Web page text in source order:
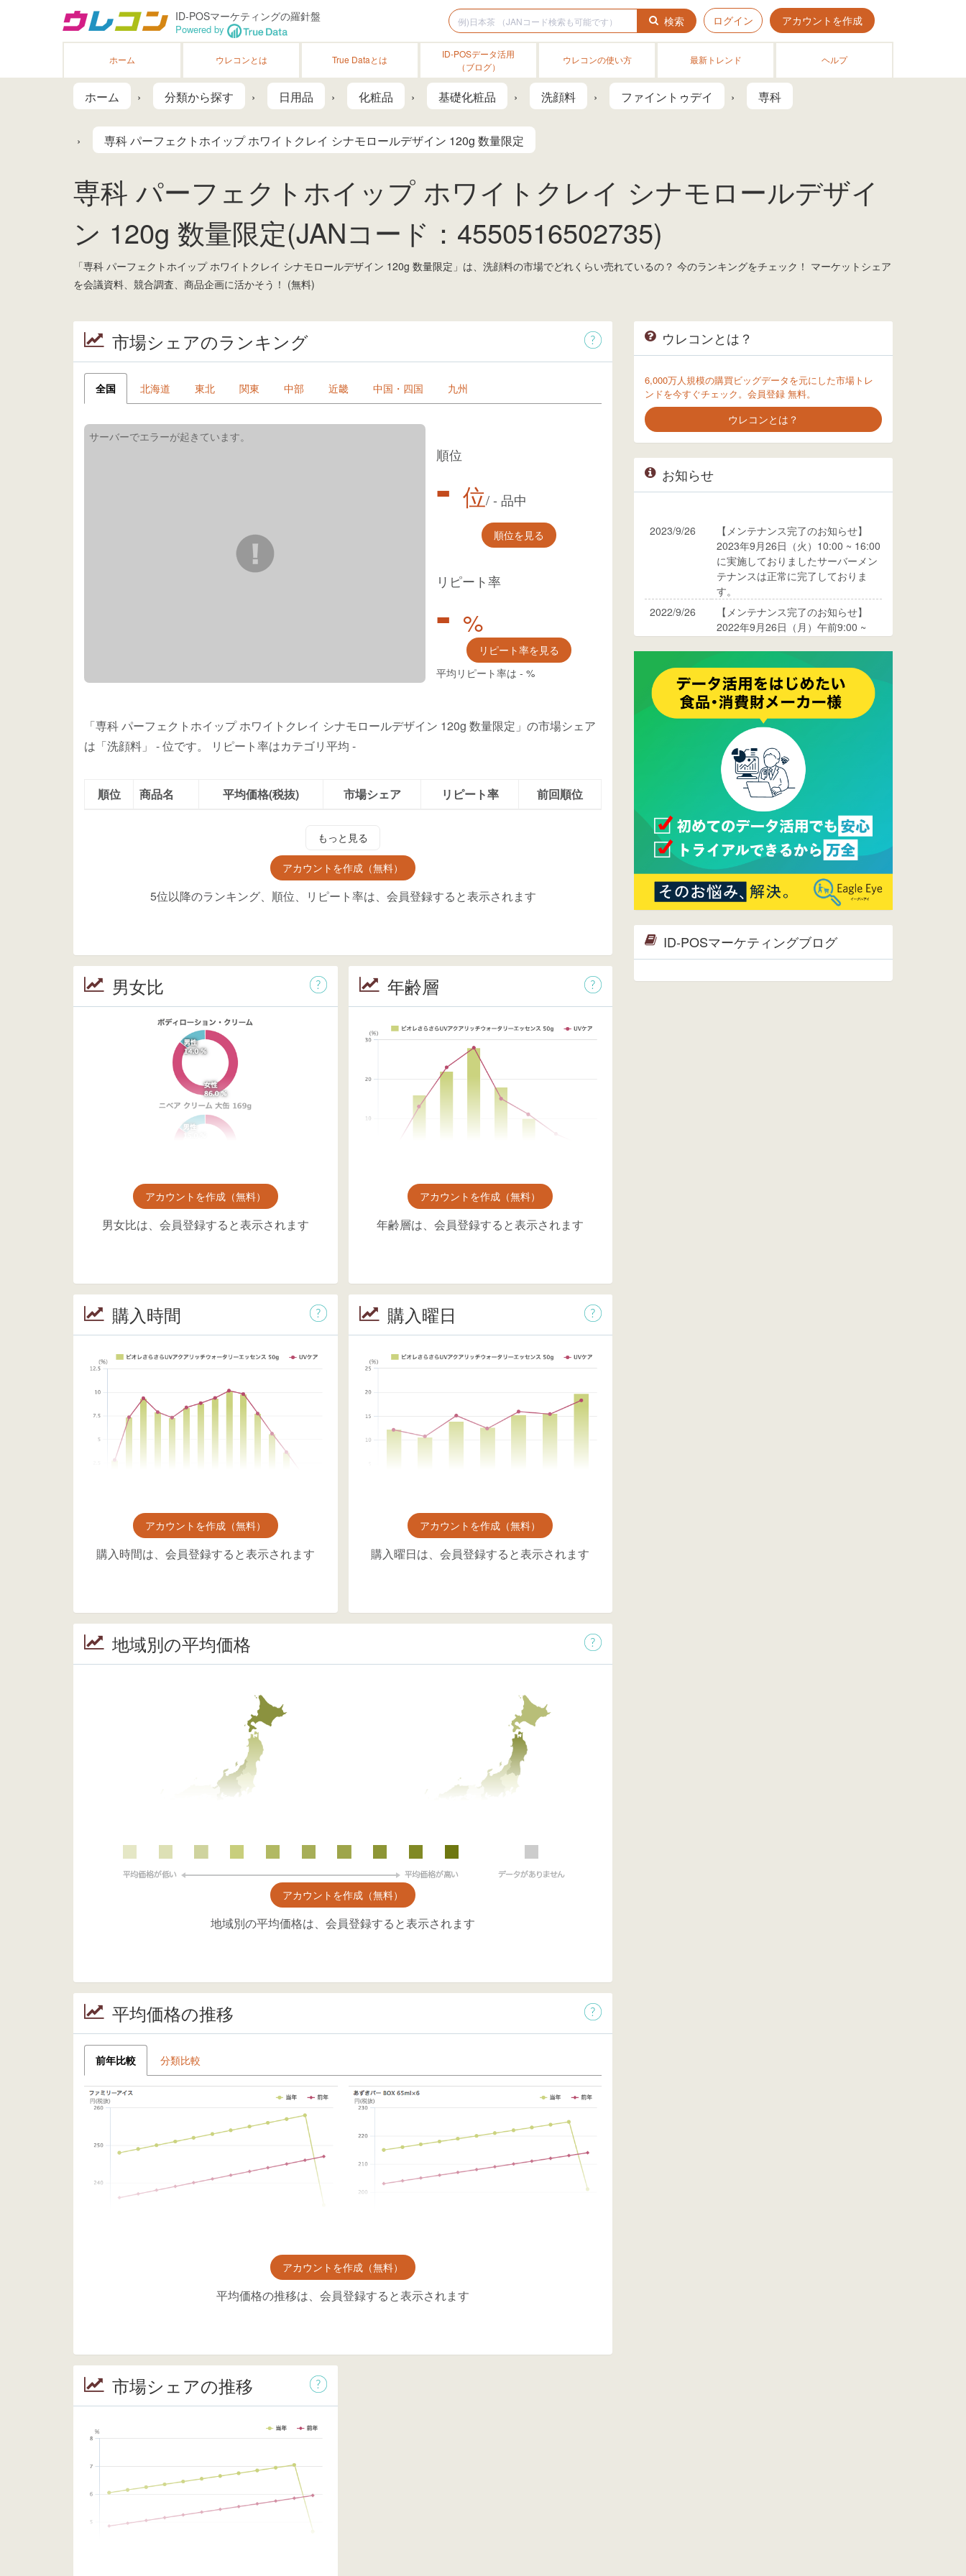
ID-POSマーケティングの羅針盤
Powered by
検索 ログイン アカウントを作成
ホーム ウレコンとは True Dataとは
ID-POSデータ活用
（ブログ）
ウレコンの使い方 最新トレンド ヘルプ
ホーム 分類から探す 日用品 化粧品 基礎化粧品 洗顔料 ファイントゥデイ 専科
専科 パーフェクトホイップ ホワイトクレイ シナモロールデザイン 120g 数量限定
専科 パーフェクトホイップ ホワイトクレイ シナモロールデザイ
ン 120g 数量限定(JANコード：4550516502735)
「専科 パーフェクトホイップ ホワイトクレイ シナモロールデザイン 120g 数量限定」は、洗顔料の市場でどれくらい売れているの？ 今のランキングをチェック！ マーケットシェア
を会議資料、競合調査、商品企画に活かそう！ (無料)
市場シェアのランキング
全国 北海道 東北 関東 中部 近畿 中国・四国 九州
順位
- 位/- 品中
順位を見る
リピート率
- %
リピート率を見る
平均リピート率は - %
「専科 パーフェクトホイップ ホワイトクレイ シナモロールデザイン 120g 数量限定」の市場シェア
は「洗顔料」 -位です。 リピート率はカテゴリ平均 -
順位 商品名 平均価格(税抜) 市場シェア リピート率 前回順位
もっと見る
アカウントを作成（無料）
5位以降のランキング、順位、リピート率は、会員登録すると表示されます
男女比
アカウントを作成（無料）
男女比は、会員登録すると表示されます
年齢層
アカウントを作成（無料）
年齢層は、会員登録すると表示されます
購入時間
アカウントを作成（無料）
購入時間は、会員登録すると表示されます
購入曜日
アカウントを作成（無料）
購入曜日は、会員登録すると表示されます
地域別の平均価格
アカウントを作成（無料）
地域別の平均価格は、会員登録すると表示されます
平均価格の推移
前年比較 分類比較
アカウントを作成（無料）
平均価格の推移は、会員登録すると表示されます
市場シェアの推移
ウレコンとは？
6,000万人規模の購買ビッグデータを元にした市場トレ
ンドを今すぐチェック。会員登録 無料。
ウレコンとは？
お知らせ
2023/9/26
【メンテナンス完了のお知らせ】
2023年9月26日（火）10:00 ~ 16:00
に実施しておりましたサーバーメン
テナンスは正常に完了しておりま
す。
2022/9/26
【メンテナンス完了のお知らせ】
2022年9月26日（月）午前9:00 ~
ります。
2017/05/17
ウレコンでブログ掲載が始まりまし
た。ぜひご覧ください。
ウレコンのサイト機能を大幅バージ
ョンアップ。詳細はこちら。⇒
ページへ
ウレコンが機能拡充し、サイトリニ
ューアルしました。⇒
Facebook
2015/04/30
Facebookページを開設しました。
詳細はこちら。
2015/04/20
ウレコンサイトリリースしました。
ID-POSマーケティングブログ